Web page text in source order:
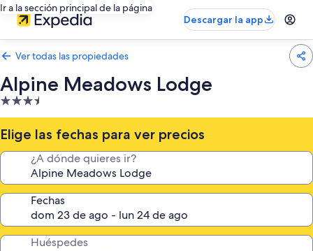
Ir a la sección principal de la página
Descargar la app
Ver todas las propiedades
Alpine Meadows Lodge
Propiedad
de
3.5
estrellas
Elige las fechas para ver precios
¿A dónde quieres ir?
Fechas
Huéspedes